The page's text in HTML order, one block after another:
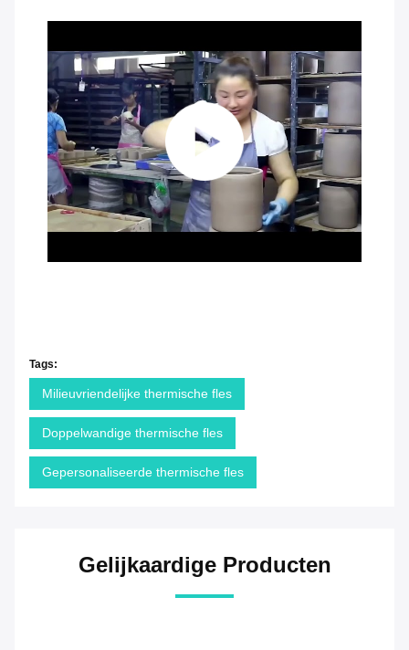
Tags:
Milieuvriendelijke thermische fles
Doppelwandige thermische fles
Gepersonaliseerde thermische fles
Gelijkaardige Producten